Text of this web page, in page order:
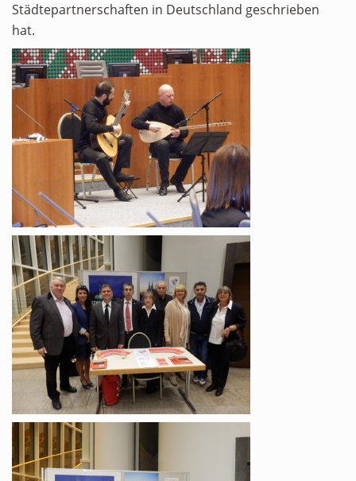
Städtepartnerschaften in Deutschland geschrieben
hat.